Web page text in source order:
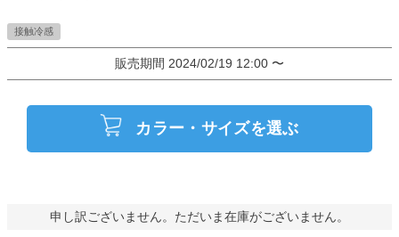
接触冷感
販売期間 2024/02/19 12:00 〜
カラー・サイズを選ぶ
申し訳ございません。ただいま在庫がございません。